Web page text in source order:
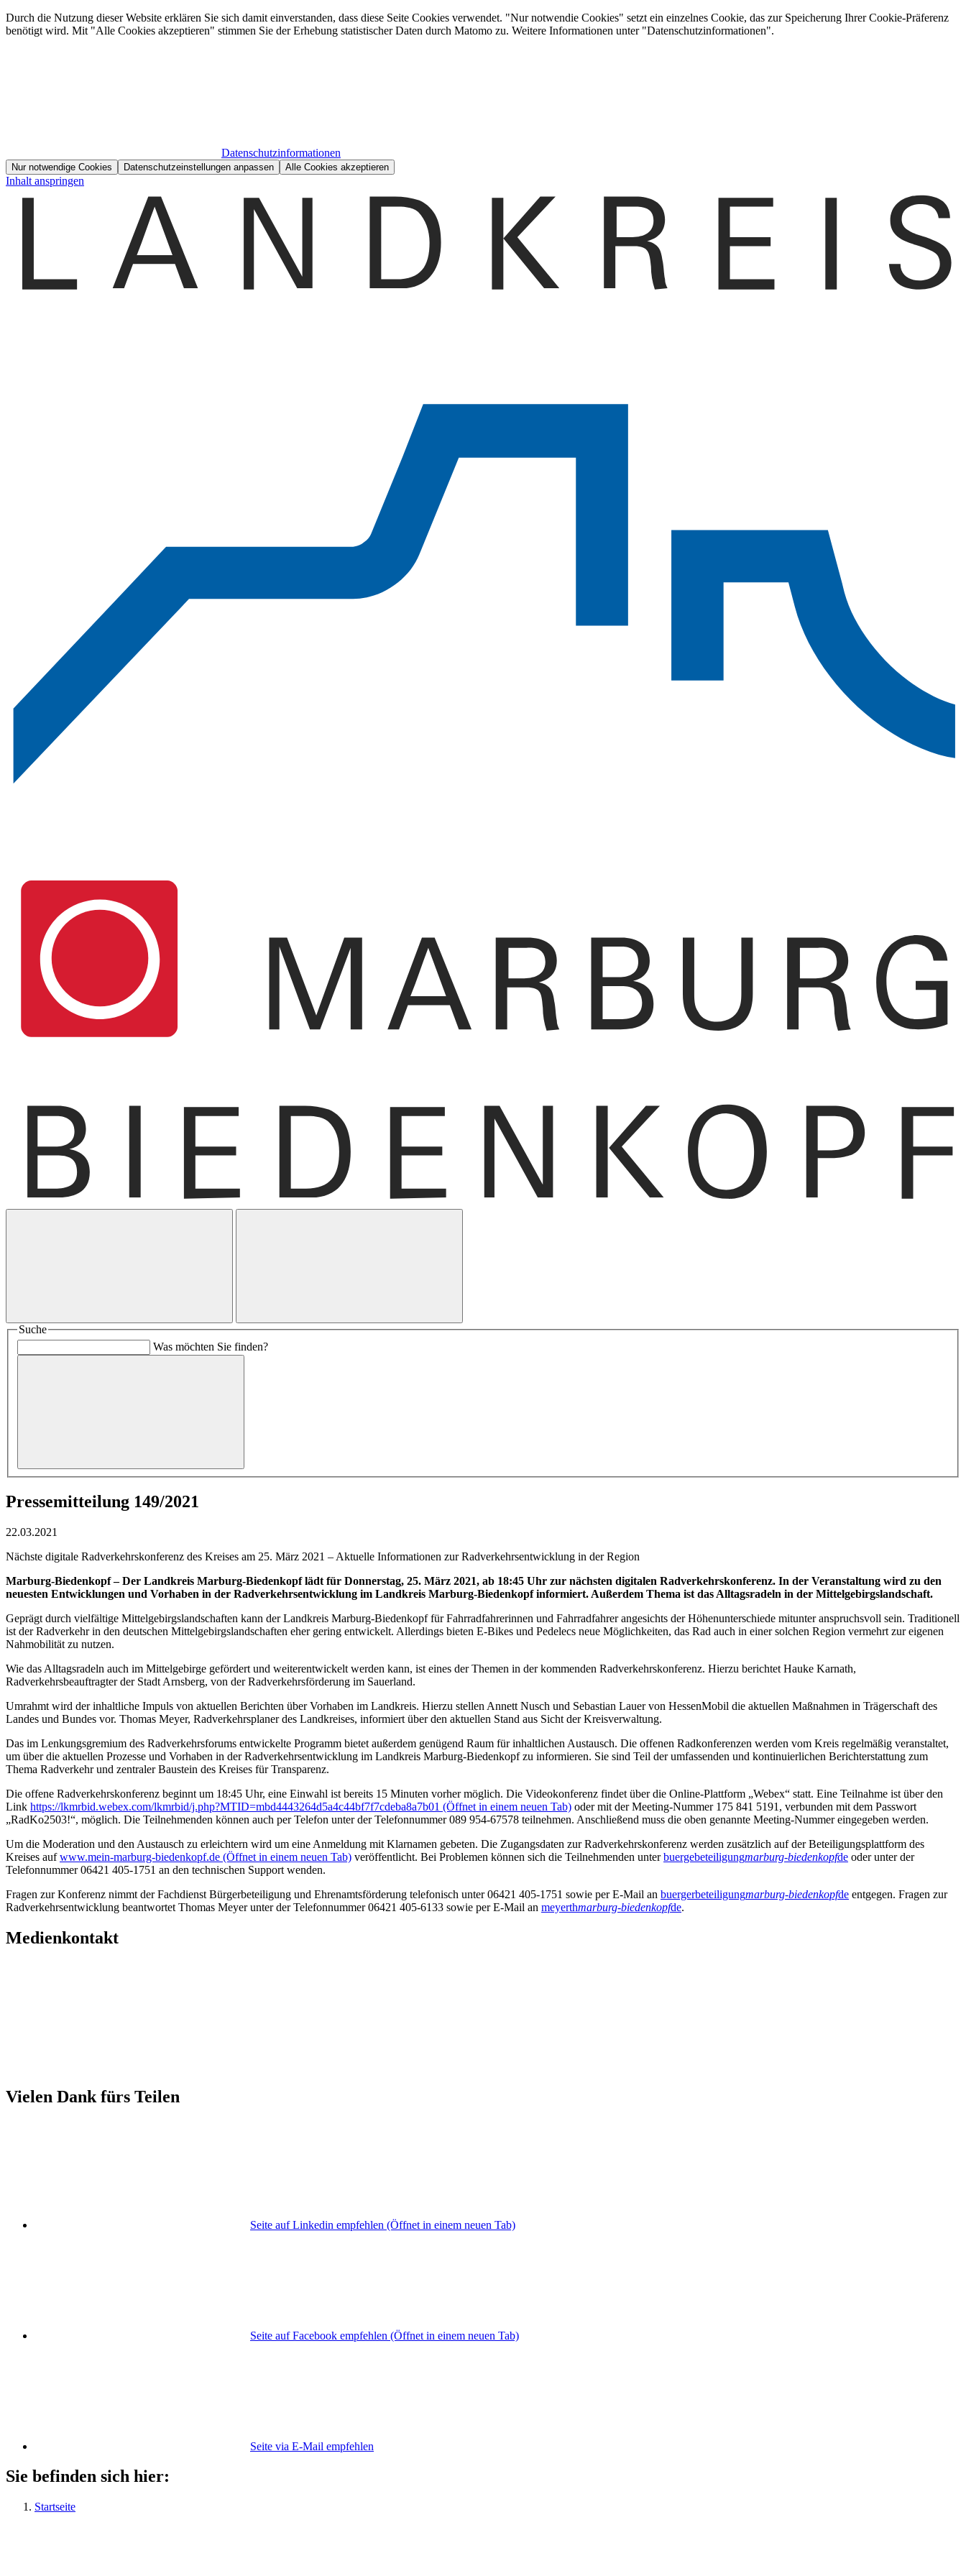
Durch die Nutzung dieser Website erklären Sie sich damit einverstanden, dass diese Seite Cookies verwendet. "Nur notwendie Cookies" setzt ein einzelnes Cookie, das zur Speicherung Ihrer Cookie-Präferenz
benötigt wird. Mit "Alle Cookies akzeptieren" stimmen Sie der Erhebung statistischer Daten durch Matomo zu. Weitere Informationen unter "Datenschutzinformationen".
Datenschutzinformationen
Nur notwendige Cookies Datenschutzeinstellungen anpassen Alle Cookies akzeptieren
Inhalt anspringen
Suche
Was möchten Sie finden?
Pressemitteilung 149/2021
22.03.2021
Nächste digitale Radverkehrskonferenz des Kreises am 25. März 2021 – Aktuelle Informationen zur Radverkehrsentwicklung in der Region
Marburg-Biedenkopf – Der Landkreis Marburg-Biedenkopf lädt für Donnerstag, 25. März 2021, ab 18:45 Uhr zur nächsten digitalen Radverkehrskonferenz. In der Veranstaltung wird zu den
neuesten Entwicklungen und Vorhaben in der Radverkehrsentwicklung im Landkreis Marburg-Biedenkopf informiert. Außerdem Thema ist das Alltagsradeln in der Mittelgebirgslandschaft.
Geprägt durch vielfältige Mittelgebirgslandschaften kann der Landkreis Marburg-Biedenkopf für Fahrradfahrerinnen und Fahrradfahrer angesichts der Höhenunterschiede mitunter anspruchsvoll sein. Traditionell
ist der Radverkehr in den deutschen Mittelgebirgslandschaften eher gering entwickelt. Allerdings bieten E-Bikes und Pedelecs neue Möglichkeiten, das Rad auch in einer solchen Region vermehrt zur eigenen
Nahmobilität zu nutzen.
Wie das Alltagsradeln auch im Mittelgebirge gefördert und weiterentwickelt werden kann, ist eines der Themen in der kommenden Radverkehrskonferenz. Hierzu berichtet Hauke Karnath,
Radverkehrsbeauftragter der Stadt Arnsberg, von der Radverkehrsförderung im Sauerland.
Umrahmt wird der inhaltliche Impuls von aktuellen Berichten über Vorhaben im Landkreis. Hierzu stellen Annett Nusch und Sebastian Lauer von HessenMobil die aktuellen Maßnahmen in Trägerschaft des
Landes und Bundes vor. Thomas Meyer, Radverkehrsplaner des Landkreises, informiert über den aktuellen Stand aus Sicht der Kreisverwaltung.
Das im Lenkungsgremium des Radverkehrsforums entwickelte Programm bietet außerdem genügend Raum für inhaltlichen Austausch. Die offenen Radkonferenzen werden vom Kreis regelmäßig veranstaltet,
um über die aktuellen Prozesse und Vorhaben in der Radverkehrsentwicklung im Landkreis Marburg-Biedenkopf zu informieren. Sie sind Teil der umfassenden und kontinuierlichen Berichterstattung zum
Thema Radverkehr und zentraler Baustein des Kreises für Transparenz.
Die offene Radverkehrskonferenz beginnt um 18:45 Uhr, eine Einwahl ist bereits 15 Minuten vorher möglich. Die Videokonferenz findet über die Online-Plattform „Webex“ statt. Eine Teilnahme ist über den
Link https://lkmrbid.webex.com/lkmrbid/j.php?MTID=mbd4443264d5a4c44bf7f7cdeba8a7b01 (Öffnet in einem neuen Tab) oder mit der Meeting-Nummer 175 841 5191, verbunden mit dem Passwort
„RadKo2503!“, möglich. Die Teilnehmenden können auch per Telefon unter der Telefonnummer 089 954-67578 teilnehmen. Anschließend muss die oben genannte Meeting-Nummer eingegeben werden.
Um die Moderation und den Austausch zu erleichtern wird um eine Anmeldung mit Klarnamen gebeten. Die Zugangsdaten zur Radverkehrskonferenz werden zusätzlich auf der Beteiligungsplattform des
Kreises aufwww.mein-marburg-biedenkopf.de (Öffnet in einem neuen Tab) veröffentlicht. Bei Problemen können sich die Teilnehmenden unterbuergebeteiligungmarburg-biedenkopfde oder unter der
Telefonnummer 06421 405-1751 an den technischen Support wenden.
Fragen zur Konferenz nimmt der Fachdienst Bürgerbeteiligung und Ehrenamtsförderung telefonisch unter 06421 405-1751 sowie per E-Mail an buergerbeteiligungmarburg-biedenkopfde entgegen. Fragen zur
Radverkehrsentwicklung beantwortet Thomas Meyer unter der Telefonnummer 06421 405-6133 sowie per E-Mail an meyerthmarburg-biedenkopfde.
Medienkontakt
Vielen Dank fürs Teilen
Seite auf Linkedin empfehlen (Öffnet in einem neuen Tab)
Seite auf Facebook empfehlen (Öffnet in einem neuen Tab)
Seite via E-Mail empfehlen
Sie befinden sich hier:
Startseite